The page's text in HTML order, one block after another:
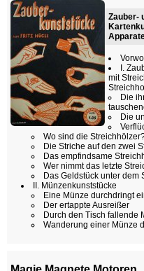
Zauber-
I.
mit
Die
Die
Wo sind die
Die Striche auf den zwei
Das empfindsame
Wer nimmt das letzte
Das Geldstück unter dem
II. Münzenkunststücke
Eine Münze durchdringt
Der ertappte Ausreißer
Durch den Tisch fallende
Wanderung einer Münze